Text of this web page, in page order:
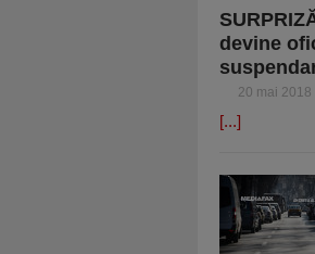
devine
20 mai 2018
[...]